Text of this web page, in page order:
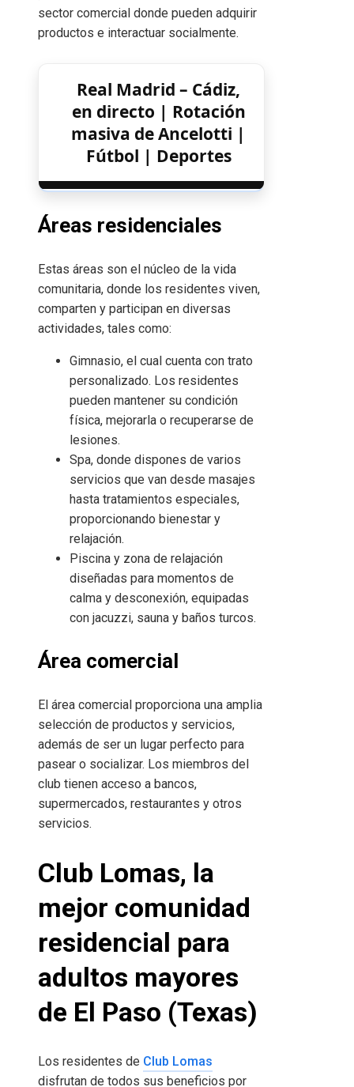
sector comercial donde pueden adquirir
productos e interactuar socialmente.
Real Madrid – Cádiz,
en directo | Rotación
masiva de Ancelotti |
Fútbol | Deportes
Áreas residenciales
Estas áreas son el núcleo de la vida
comunitaria, donde los residentes viven,
comparten y participan en diversas
actividades, tales como:
Gimnasio, el cual cuenta con trato
personalizado. Los residentes
pueden mantener su condición
física, mejorarla o recuperarse de
lesiones.
Spa, donde dispones de varios
servicios que van desde masajes
hasta tratamientos especiales,
proporcionando bienestar y
relajación.
Piscina y zona de relajación
diseñadas para momentos de
calma y desconexión, equipadas
con jacuzzi, sauna y baños turcos.
Área comercial
El área comercial proporciona una amplia
selección de productos y servicios,
además de ser un lugar perfecto para
pasear o socializar. Los miembros del
club tienen acceso a bancos,
supermercados, restaurantes y otros
servicios.
Club Lomas, la
mejor comunidad
residencial para
adultos mayores
de El Paso (Texas)
Los residentes de Club Lomas
disfrutan de todos sus beneficios por